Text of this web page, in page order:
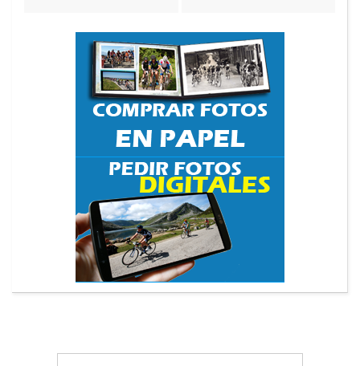
Search